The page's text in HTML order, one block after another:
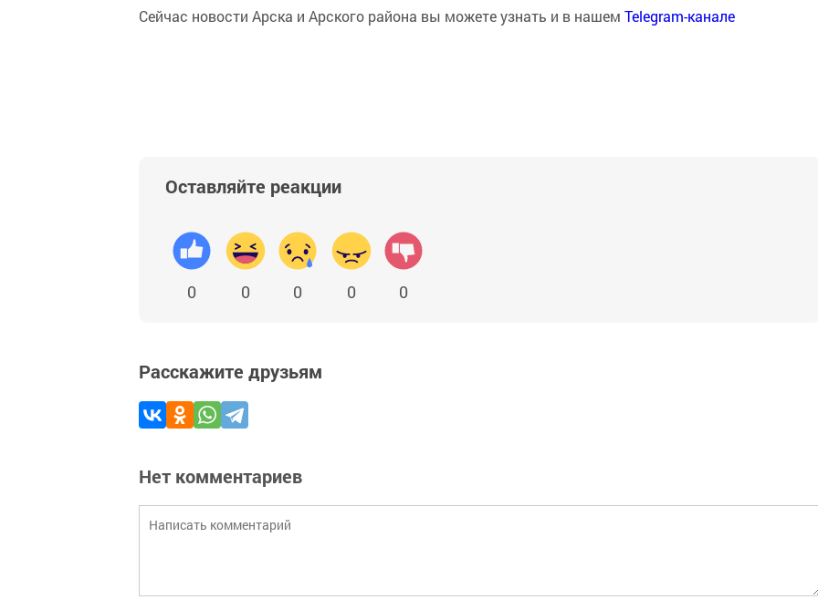
Сейчас новости Арска и Арского района вы можете узнать и в нашем Telegram-канале
Оставляйте реакции
0 0 0 0 0
Расскажите друзьям
Нет комментариев